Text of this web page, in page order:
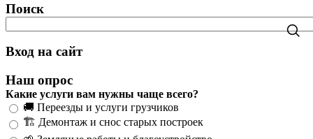
Поиск
Вход на сайт
Наш опрос
Какие услуги вам нужны чаще всего?
🚚 Переезды и услуги грузчиков
🏗️ Демонтаж и снос старых построек